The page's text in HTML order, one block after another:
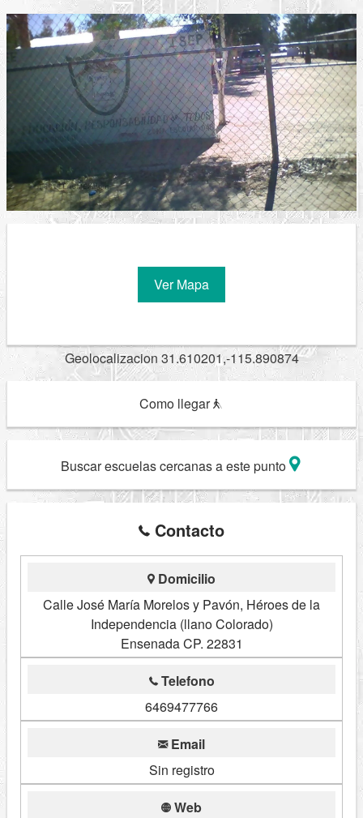
Ver Mapa
Geolocalizacion 31.610201,-115.890874
Como llegar
Buscar escuelas cercanas a este punto
Contacto
Domicilio
Calle José María Morelos y Pavón, Héroes de la
Independencia (llano Colorado)
Ensenada CP. 22831
Telefono
6469477766
Email
Sin registro
Web